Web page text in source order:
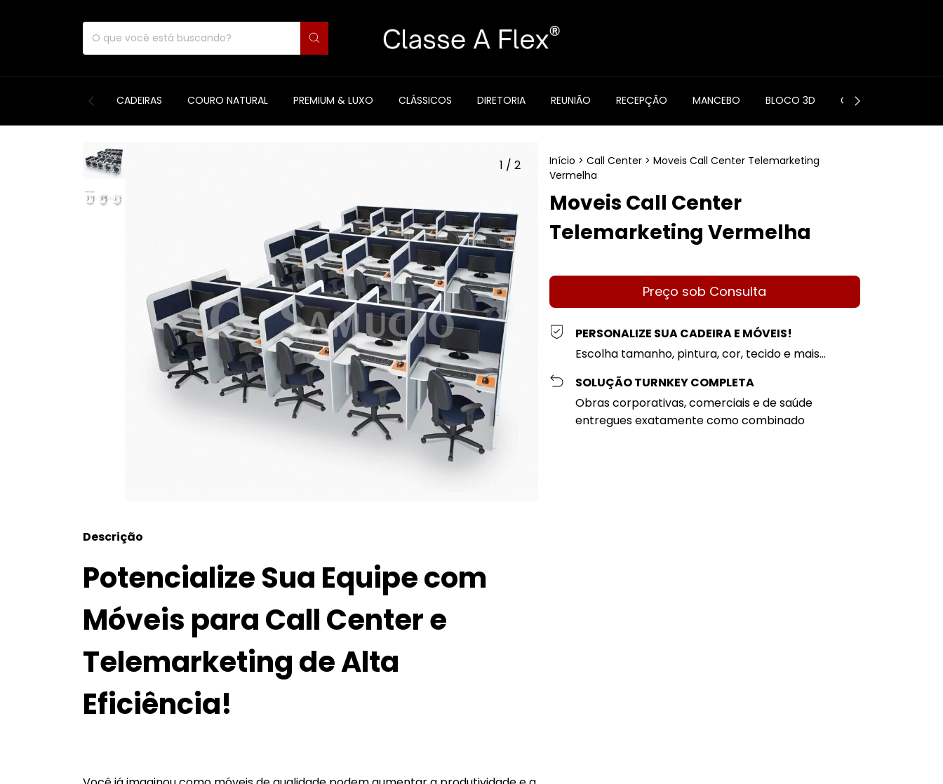
CADEIRAS COURO NATURAL PREMIUM & LUXO CLÁSSICOS DIRETORIA REUNIÃO RECEPÇÃO MANCEBO BLOCO 3D CONTATO
1 / 2 Início > Call Center > Moveis Call Center Telemarketing
Vermelha
Moveis Call Center
Telemarketing Vermelha
PERSONALIZE SUA CADEIRA E MÓVEIS!
Escolha tamanho, pintura, cor, tecido e mais...
SOLUÇÃO TURNKEY COMPLETA
Obras corporativas, comerciais e de saúde
entregues exatamente como combinado
Descrição
Potencialize Sua Equipe com
Móveis para Call Center e
Telemarketing de Alta
Eficiência!